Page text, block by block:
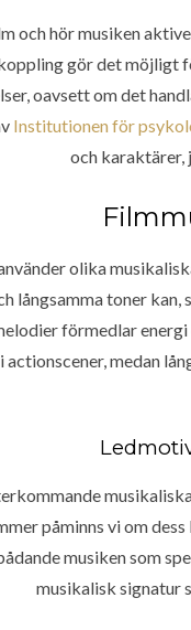
och hör musiken
gör det
oavsett om det
Institutionen för
och karaktärer,
olika
långsamma toner kan,
förmedlar
actionscener, medan
påminns vi om
musiken som
musikalisk signatur